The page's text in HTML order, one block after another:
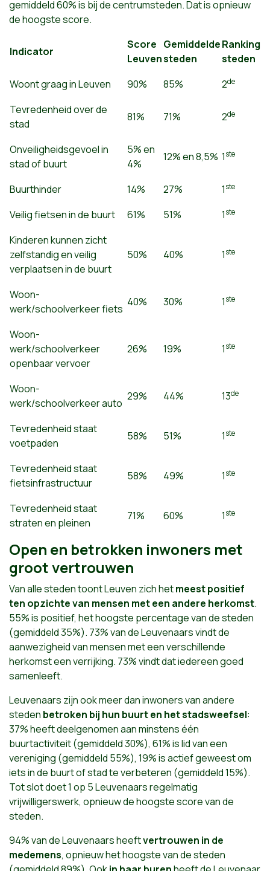
gemiddeld 60% is bij de centrumsteden. Dat is opnieuw
de hoogste score.
Indicator
Score
Leuven
Gemiddelde
steden
Ranking
steden
Woont graag in Leuven
90% 85% 2de
Tevredenheid over de
stad
81% 71% 2de
Onveiligheidsgevoel in
stad of buurt
5% en
4%
12% en 8,5% 1ste
Buurthinder 14% 27% 1ste
Veilig fietsen in de buurt 61% 51% 1ste
Kinderen kunnen zicht
zelfstandig en veilig
verplaatsen in de buurt
50% 40% 1ste
Woon-
werk/schoolverkeer fiets
40% 30% 1ste
Woon-
werk/schoolverkeer
openbaar vervoer
26% 19% 1ste
Woon-
werk/schoolverkeer auto
29% 44% 13de
Tevredenheid staat
voetpaden
58% 51% 1ste
Tevredenheid staat
fietsinfrastructuur
58% 49% 1ste
Tevredenheid staat
straten en pleinen
71% 60% 1ste
Open en betrokken inwoners met
groot vertrouwen
Van alle steden toont Leuven zich hetmeest positief
ten opzichte van mensen met een andere herkomst.
55% is positief, het hoogste percentage van de steden
(gemiddeld 35%). 73% van de Leuvenaars vindt de
aanwezigheid van mensen met een verschillende
herkomst een verrijking. 73% vindt dat iedereen goed
samenleeft.
Leuvenaars zijn ook meer dan inwoners van andere
steden betroken bij hun buurten het stadsweefsel:
37% heeft deelgenomen aan minstens één
buurtactiviteit (gemiddeld 30%), 61% is lid van een
vereniging (gemiddeld 55%), 19% is actief geweest om
iets in de buurt of stad te verbeteren (gemiddeld 15%).
Tot slot doet 1 op 5 Leuvenaars regelmatig
vrijwilligerswerk, opnieuw de hoogste score van de
steden.
94% van de Leuvenaars heeftvertrouwen in de
medemens, opnieuw het hoogste van de steden